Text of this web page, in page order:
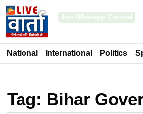
Join Whatsapp Channel
National International Politics
Tag: Bihar